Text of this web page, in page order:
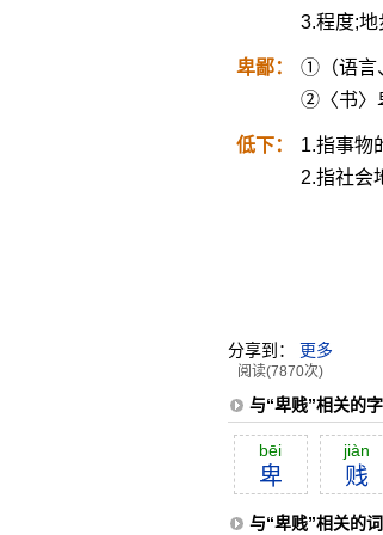
3.程度;地
卑鄙：
①（语言
②〈书〉
低下：
1.指事物
2.指社会
分享到： 更多
阅读(7870次)
与“卑贱”相关的
bēi
卑
jiàn
贱
与“卑贱”相关的